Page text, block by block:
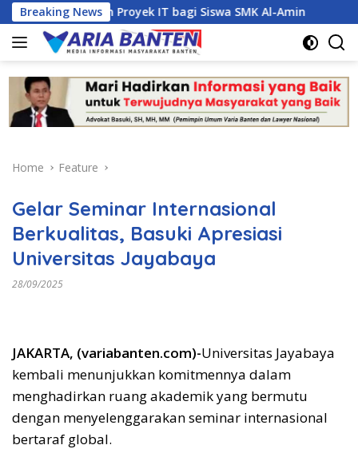
Skip
to
content
Breaking News
Proyek IT bagi Siswa SMK Al-Amin Kasus
Home Feature
Gelar Seminar Internasional
Berkualitas, Basuki Apresiasi
Universitas Jayabaya
28/09/2025
JAKARTA, (variabanten.com)-Universitas Jayabaya
kembali menunjukkan komitmennya dalam
menghadirkan ruang akademik yang bermutu
dengan menyelenggarakan seminar internasional
bertaraf global.